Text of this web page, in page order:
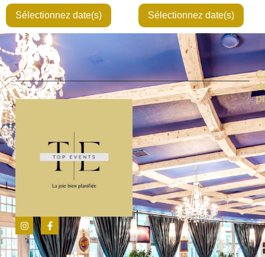
Sélectionnez date(s) Sélectionnez date(s)